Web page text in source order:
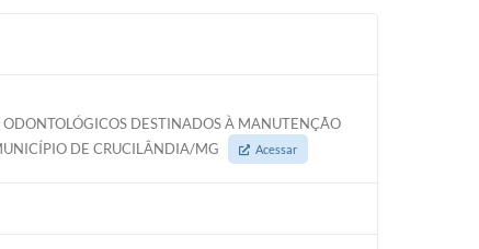
ODONTOLÓGICOS DESTINADOS À MANUTENÇÃO
DE CRUCILÂNDIA/MG
Acessar